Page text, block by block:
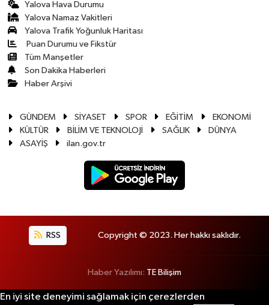
Yalova Hava Durumu
Yalova Namaz Vakitleri
Yalova Trafik Yoğunluk Haritası
Puan Durumu ve Fikstür
Tüm Manşetler
Son Dakika Haberleri
Haber Arşivi
GÜNDEM SİYASET SPOR EĞİTİM
EKONOMİ
KÜLTÜR
BİLİM VE TEKNOLOJİ SAĞLIK
DÜNYA
ASAYİŞ
ilan.gov.tr
RSS Copyright © 2023. Her hakkı saklıdır.
Haber Yazılımı: TE Bilişim
En iyi site deneyimi sağlamak için çerezlerden